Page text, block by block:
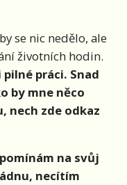
se nic nedělo, ale
životních hodin.
práci. Snad
by mne něco
nech zde odkaz
na svůj
necítím